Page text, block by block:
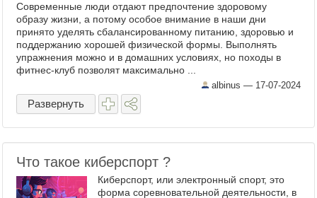
Современные люди отдают предпочтение здоровому
образу жизни, а потому особое внимание в наши дни
принято уделять сбалансированному питанию, здоровью и
поддержанию хорошей физической формы. Выполнять
упражнения можно и в домашних условиях, но походы в
фитнес-клуб позволят максимально ...
albinus — 17-07-2024
Развернуть
Что такое киберспорт ?
Киберспорт, или электронный спорт, это
форма соревновательной деятельности, в